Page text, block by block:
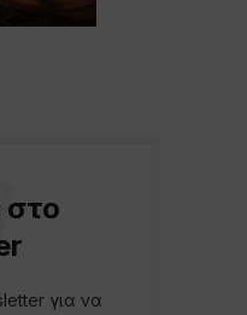
στο
για να